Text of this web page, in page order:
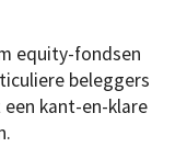
equity-fondsen
beleggers
kant-en-klare